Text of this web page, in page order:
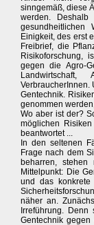
sinngemäß, diese
werden.
gesundheitlichen
Einigkeit, des erst
Freibrief, die
Risikoforschung,
gegen die Agro-
VerbraucherInnen.
Gentechnik.
genommen
Wo aber ist der?
möglichen
beantwortet ...
In den seltenen
Frage nach dem
beharren,
Mittelpunkt: Die
und das
näher an.
Irreführung.
Gentechnik